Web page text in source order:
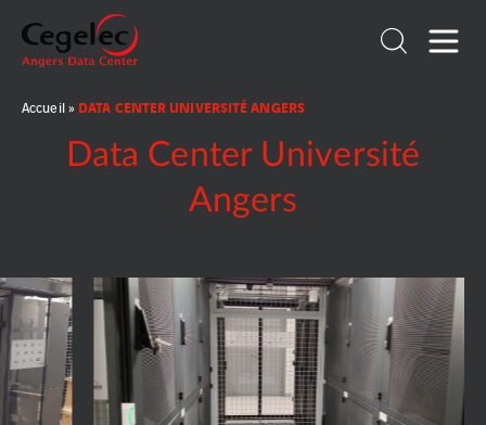
Accueil» DATA CENTER UNIVERSITÉ ANGERS
Data Center Université
Angers